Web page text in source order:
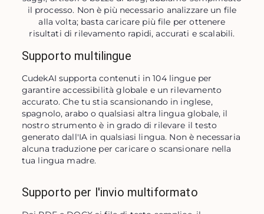
il processo. Non è più necessario analizzare un file
alla volta; basta caricare più file per ottenere
risultati di rilevamento rapidi, accurati e scalabili.
Supporto multilingue
CudekAI supporta contenuti in 104 lingue per
garantire accessibilità globale e un rilevamento
accurato. Che tu stia scansionando in inglese,
spagnolo, arabo o qualsiasi altra lingua globale, il
nostro strumento è in grado di rilevare il testo
generato dall'IA in qualsiasi lingua. Non è necessaria
alcuna traduzione per caricare o scansionare nella
tua lingua madre.
Supporto per l'invio multiformato